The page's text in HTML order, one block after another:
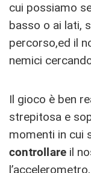
cui possiamo
basso o ai lati,
percorso,ed il
nemici
Il gioco è ben
strepitosa e
momenti in cui
controllare il